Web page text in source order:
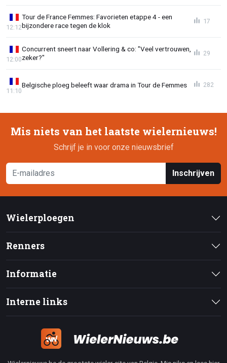
Tour de France Femmes: Favorieten etappe 4 - een
bijzondere race tegen de klok
12:12
17
Concurrent sneert naar Vollering & co: "Veel vertrouwen,
zeker?"
12:00
29
Belgische ploeg beleeft waar drama in Tour de Femmes
11:10
282
Mis niets van het laatste wielernieuws!
Schrijf je in voor onze nieuwsbrief
Inschrijven
Wielerploegen
Renners
Informatie
Interne links